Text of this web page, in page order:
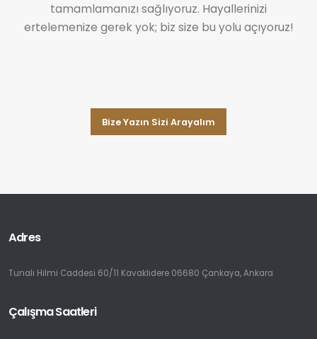
tamamlamanızı sağlıyoruz. Hayallerinizi
ertelemenize gerek yok; biz size bu yolu açıyoruz!
Bize Yazın Sizi Arayalım
Adres
Tunalı Hilmi Caddesi 60/11 Kavaklıdere 06680 Çankaya, Ankara
Çalışma Saatleri